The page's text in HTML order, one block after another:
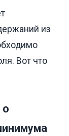
из
Вот что
о